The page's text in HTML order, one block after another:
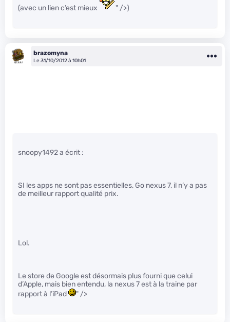
(avec un lien c’est mieux " />)
brazomyna
Le 31/10/2012 à 10h01
snoopy1492 a écrit :
SI les apps ne sont pas essentielles, Go nexus 7, il n’y a pas
de meilleur rapport qualité prix.
Lol.
Le store de Google est désormais plus fourni que celui
d’Apple, mais bien entendu, la nexus 7 est à la traine par
rapport à l’iPad
" />